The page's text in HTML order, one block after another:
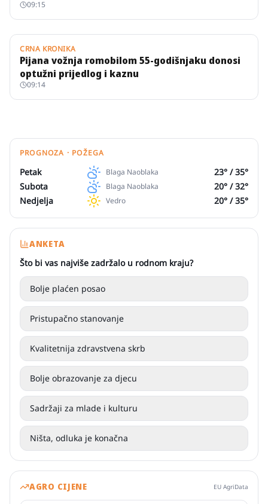
09:15
CRNA KRONIKA
Pijana vožnja romobilom 55-godišnjaku donosi
optužni prijedlog i kaznu
09:14
PROGNOZA · POŽEGA
Petak Blaga Naoblaka 23° /35°
Subota
Blaga Naoblaka 20° /32°
Nedjelja
Vedro 20° /35°
ANKETA
Što bi vas najviše zadržalo u rodnom kraju?
Bolje plaćen posao
Pristupačno stanovanje
Kvalitetnija zdravstvena skrb
Bolje obrazovanje za djecu
Sadržaji za mlade i kulturu
Ništa, odluka je konačna
AGRO CIJENE EU AgriData